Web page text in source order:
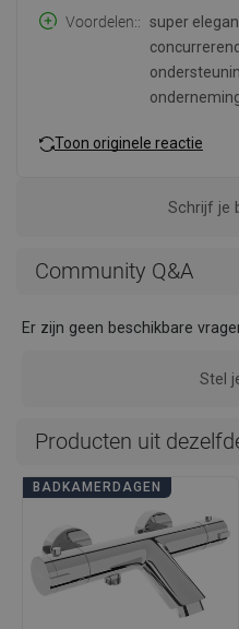
Voordelen:
super
Toon originele reactie
Schrijf je
Community Q&A
Er zijn geen beschikbare
Stel
Producten uit
BADKAMERDAGEN